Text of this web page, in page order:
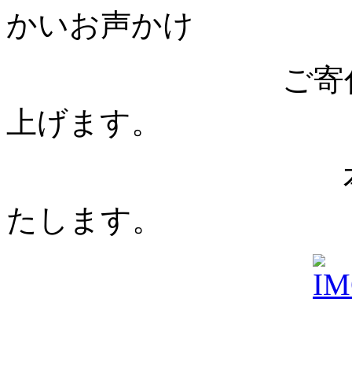
かいお声かけ
ご寄付をいた
上げます。
本年もどう
たします。